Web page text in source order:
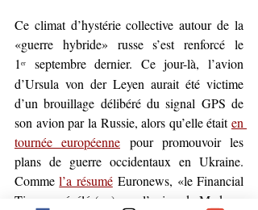
Ce climat d’hystérie collective autour de la
«guerre hybride» russe s’est renforcé le
1ᵉʳ septembre dernier. Ce jour-là, l’avion
d’Ursula von der Leyen aurait été victime
d’un brouillage délibéré du signal GPS de
son avion par la Russie, alors qu’elle était en
tournée européenne pour promouvoir les
plans de guerre occidentaux en Ukraine.
Comme l’a résumé Euronews, «le Financial
Times a révélé (…) que l’avion de Madame